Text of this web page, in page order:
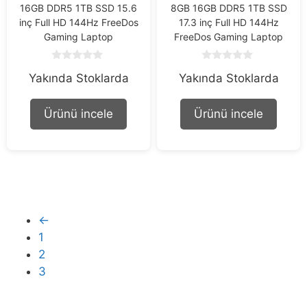
16GB DDR5 1TB SSD 15.6
inç Full HD 144Hz FreeDos
Gaming Laptop
o
t
f
Yakında Stoklarda
Ürünü incele
8GB 16GB DDR5 1TB SSD
17.3 inç Full HD 144Hz
FreeDos Gaming Laptop
o
t
f
Yakında Stoklarda
Ürünü incele
←
1
2
3